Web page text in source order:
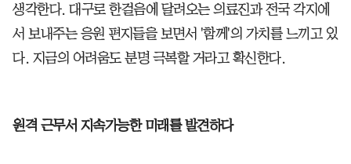
생각한다. 대구로 한걸음에 달려오는 의료진과 전국 각지에
서 보내주는 응원 편지들을 보면서 '함께'의 가치를 느끼고 있
다. 지금의 어려움도 분명 극복할 거라고 확신한다.
원격 근무서 지속가능한 미래를 발견하다